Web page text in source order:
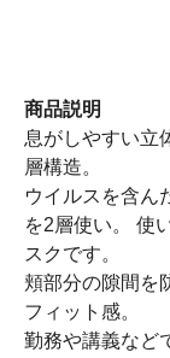
商品説明
息がしやすい立
層構造。
ウイルスを含ん
を2層使い。 使
スクです。
頬部分の隙間を
フィット感。
勤務や講義など